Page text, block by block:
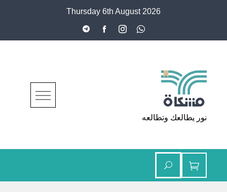
Thursday 6th August 2026
مشكاة
نور يطالعك وتطالعه